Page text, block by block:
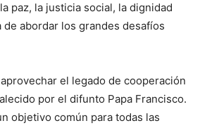
paz, la justicia social, la dignidad
de abordar los grandes desafíos
el legado de cooperación
por el difunto Papa Francisco.
objetivo común para todas las